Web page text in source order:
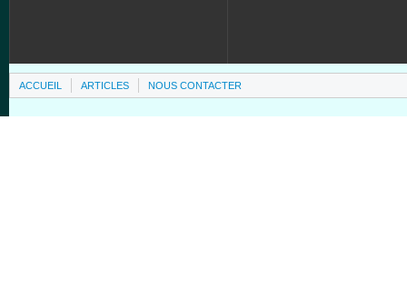
ACCUEIL ARTICLES NOUS CONTACTER